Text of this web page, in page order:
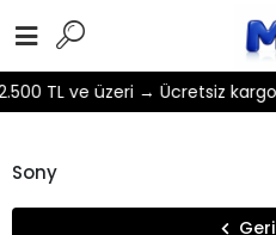
TL ve üzeri → Ücretsiz kargo
Sony